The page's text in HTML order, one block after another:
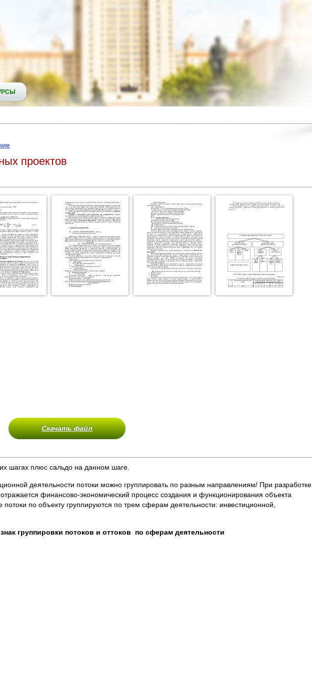
проектов
Скачать файл
шагах плюс сальдо на данном шаге.
деятельности потоки можно группировать по разным направлениям/ При разработке
финансово-экономический процесс создания и функционирования объекта
по объекту группируются по трем сферам деятельности: инвестиционной,
группировки потоков и оттоков по сферам деятельности